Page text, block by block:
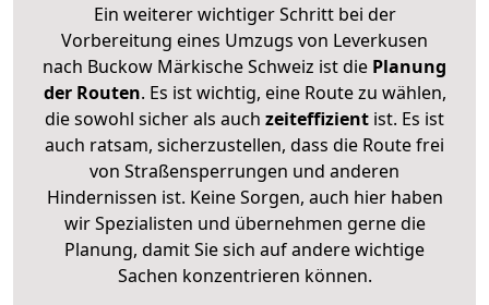
Ein weiterer wichtiger Schritt bei der
Vorbereitung eines Umzugs von Leverkusen
nach Buckow Märkische Schweiz ist die Planung
der Routen. Es ist wichtig, eine Route zu wählen,
die sowohl sicher als auch zeiteffizient ist. Es ist
auch ratsam, sicherzustellen, dass die Route frei
von Straßensperrungen und anderen
Hindernissen ist. Keine Sorgen, auch hier haben
wir Spezialisten und übernehmen gerne die
Planung, damit Sie sich auf andere wichtige
Sachen konzentrieren können.